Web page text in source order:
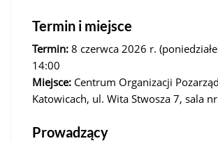
Termin i miejsce
Termin: 8 czerwca 2026 r.
14:00
Miejsce: Centrum Organizacji
Katowicach, ul. Wita Stwosza 7, sala
Prowadzący